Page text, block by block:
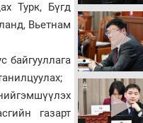
Турк, Бүгд
Вьетнам
байгууллага
газарт